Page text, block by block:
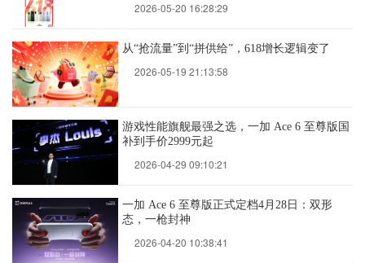
2026-05-20 16:28:29
从“抢流量”到“拼供给”，618增长逻辑变了
2026-05-19 21:13:58
游戏性能旗舰最强之选，一加 Ace 6 至尊版国
补到手价2999元起
2026-04-29 09:10:21
一加 Ace 6 至尊版正式定档4月28日：双形
态，一枪封神
2026-04-20 10:38:41